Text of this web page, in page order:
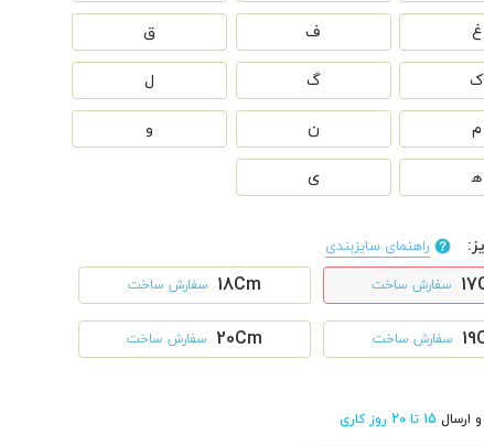
غ ف ق
ک گ ل
م ن و
ه‍ ی
راهنمای سایزبندی
سفارش ساخت 18Cm سفارش ساخت
سفارش ساخت 20Cm سفارش ساخت
ارسال 15 تا 20 روز کاری